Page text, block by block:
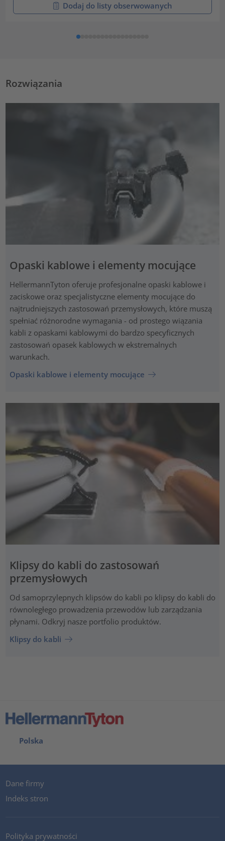
Dodaj do listy obserwowanych
Rozwiązania
Opaski kablowe i elementy mocujące
HellermannTyton oferuje profesjonalne opaski kablowe i
zaciskowe oraz specjalistyczne elementy mocujące do
najtrudniejszych zastosowań przemysłowych, które muszą
spełniać różnorodne wymagania - od prostego wiązania
kabli z opaskami kablowymi do bardzo specyficznych
zastosowań opasek kablowych w ekstremalnych
warunkach.
Opaski kablowe i elementy mocujące
Klipsy do kabli do zastosowań
przemysłowych
Od samoprzylepnych klipsów do kabli po klipsy do kabli do
równoległego prowadzenia przewodów lub zarządzania
płynami. Odkryj nasze portfolio produktów.
Klipsy do kabli
Polska
Dane firmy
Indeks stron
Polityka prywatności